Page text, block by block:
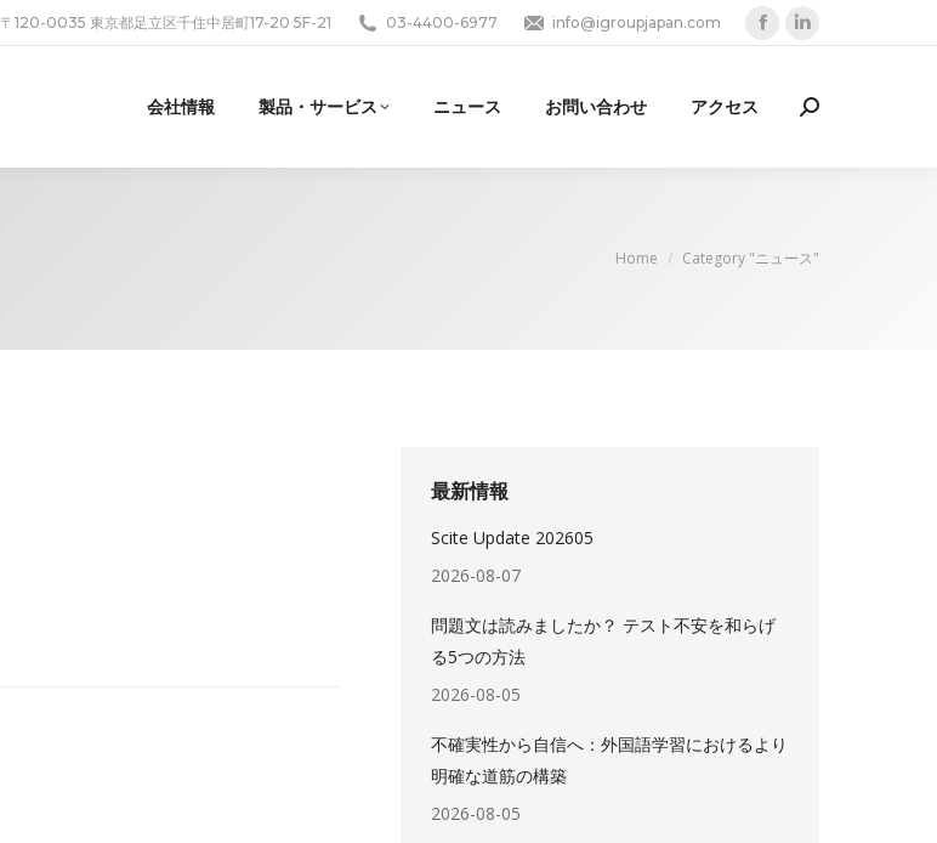
〒120-0035 東京都足立区千住中居町17-20 5F-21 03-4400-6977 info@igroupjapan.com
opensopens
会社情報 製品・サービス ニュース お問い合わせ アクセス Search:
You are here:
Home Category "ニュース"
最新情報
Scite Update 202605
2026-08-07
問題文は読みましたか？ テスト不安を和らげ
る5つの方法
2026-08-05
不確実性から自信へ：外国語学習におけるより
明確な道筋の構築
2026-08-05